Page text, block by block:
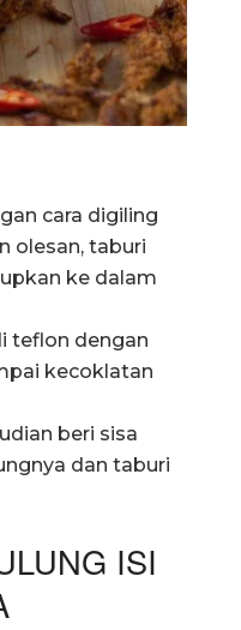
cara digiling
olesan, taburi
ke dalam
teflon dengan
kecoklatan
beri sisa
dan taburi
ISI